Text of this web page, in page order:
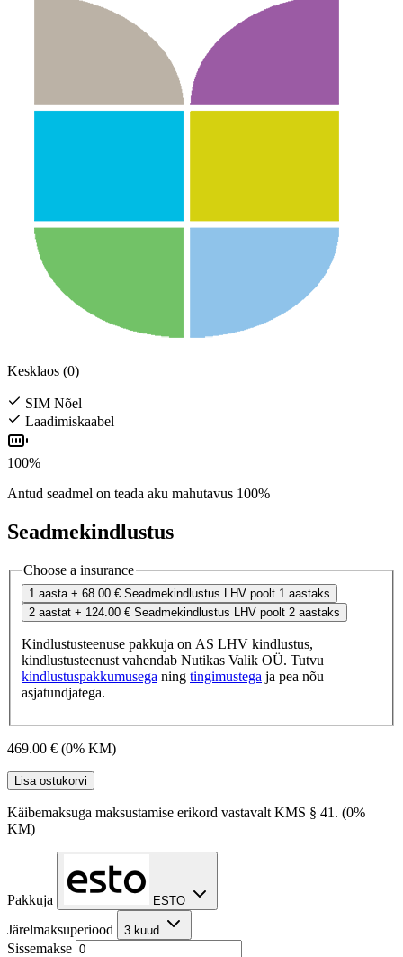
Kesklaos (0)
SIM Nõel
Laadimiskaabel
100%
Antud seadmel on teada aku mahutavus 100%
Seadmekindlustus
Choose a insurance
1 aasta + 68.00 € Seadmekindlustus LHV poolt 1 aastaks
2 aastat + 124.00 € Seadmekindlustus LHV poolt 2 aastaks
Kindlustusteenuse pakkuja on AS LHV kindlustus,
kindlustusteenust vahendab Nutikas Valik OÜ. Tutvu
kindlustuspakkumusega ning tingimustega ja pea nõu
asjatundjatega.
469.00 € (0% KM)
Lisa ostukorvi
Käibemaksuga maksustamise erikord vastavalt KMS § 41. (0%
KM)
Pakkuja ESTO
Järelmaksuperiood 3 kuud
Sissemakse